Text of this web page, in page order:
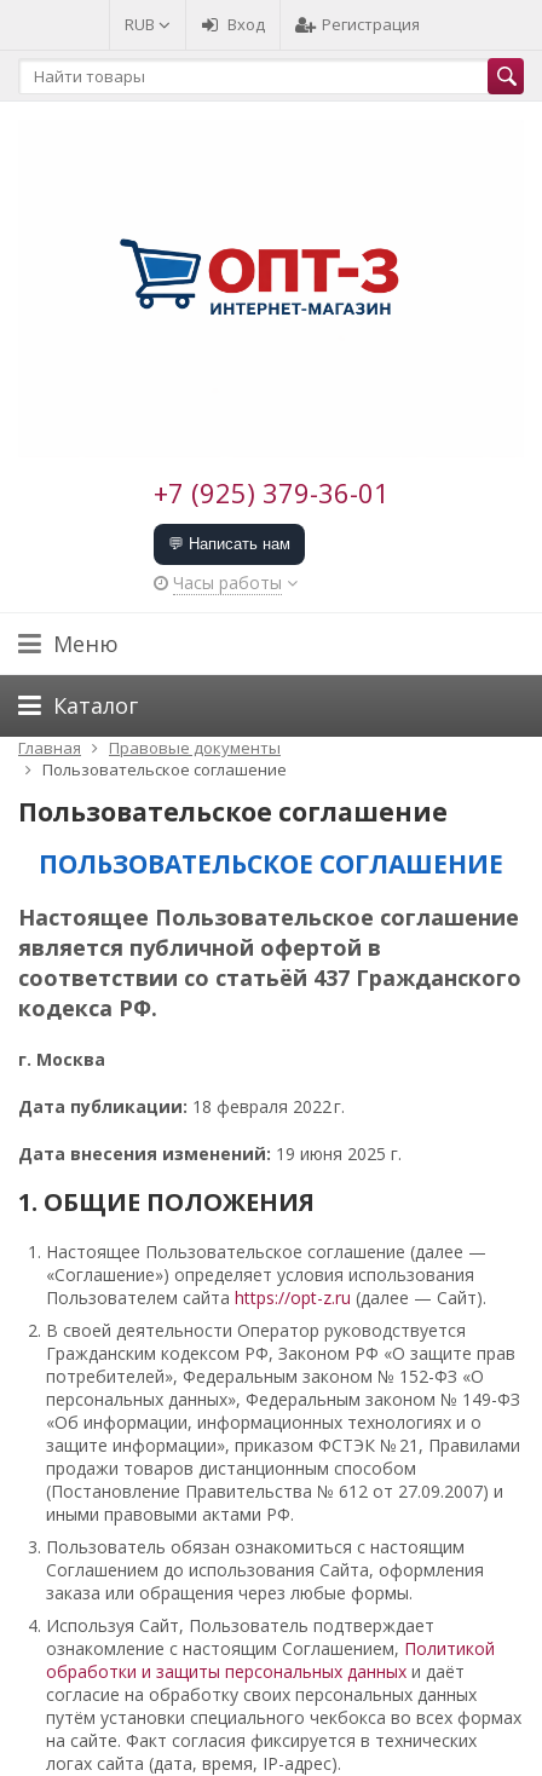
RUB Вход Регистрация
+7 (925) 379-36-01
💬 Написать нам
Часы работы
Меню
Каталог
Главная
Правовые документы
Пользовательское соглашение
Пользовательское соглашение
ПОЛЬЗОВАТЕЛЬСКОЕ СОГЛАШЕНИЕ
Настоящее Пользовательское соглашение
является публичной офертой в
соответствии со статьёй 437 Гражданского
кодекса РФ.
г. Москва
Дата публикации: 18 февраля 2022 г.
Дата внесения изменений: 19 июня 2025 г.
1. ОБЩИЕ ПОЛОЖЕНИЯ
Настоящее Пользовательское соглашение (далее —
«Соглашение») определяет условия использования
Пользователем сайта https://opt-z.ru (далее — Сайт).
В своей деятельности Оператор руководствуется
Гражданским кодексом РФ, Законом РФ «О защите прав
потребителей», Федеральным законом № 152-ФЗ «О
персональных данных», Федеральным законом № 149-ФЗ
«Об информации, информационных технологиях и о
защите информации», приказом ФСТЭК № 21, Правилами
продажи товаров дистанционным способом
(Постановление Правительства № 612 от 27.09.2007) и
иными правовыми актами РФ.
Пользователь обязан ознакомиться с настоящим
Соглашением до использования Сайта, оформления
заказа или обращения через любые формы.
Используя Сайт, Пользователь подтверждает
ознакомление с настоящим Соглашением, Политикой
обработки и защиты персональных данных и даёт
согласие на обработку своих персональных данных
путём установки специального чекбокса во всех формах
на сайте. Факт согласия фиксируется в технических
логах сайта (дата, время, IP-адрес).